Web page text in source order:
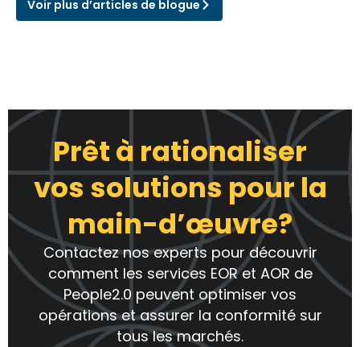
Voir plus d’articles de blogue
Prêt à rationaliser
vos solutions pour la
main-d’œuvre?
Contactez nos experts pour découvrir
comment les services EOR et AOR de
People2.0 peuvent optimiser vos
opérations et assurer la conformité sur
tous les marchés.